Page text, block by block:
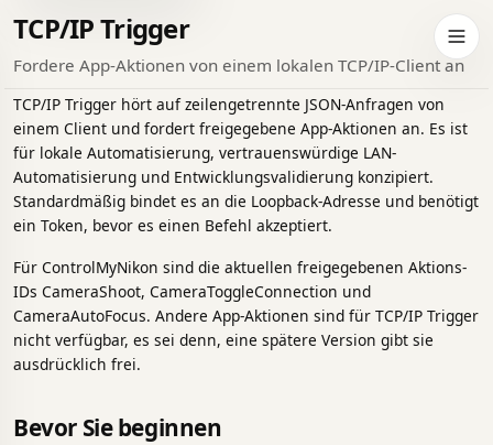
Sie zum dunklen Design
TCP/IP Trigger
Fordere App-Aktionen von einem lokalen TCP/IP-Client an
TCP/IP Trigger hört auf zeilengetrennte JSON-Anfragen von
einem Client und fordert freigegebene App-Aktionen an. Es ist
für lokale Automatisierung, vertrauenswürdige LAN-
Automatisierung und Entwicklungsvalidierung konzipiert.
Standardmäßig bindet es an die Loopback-Adresse und benötigt
ein Token, bevor es einen Befehl akzeptiert.
Für ControlMyNikon sind die aktuellen freigegebenen Aktions-
IDs CameraShoot, CameraToggleConnection und
CameraAutoFocus. Andere App-Aktionen sind für TCP/IP Trigger
nicht verfügbar, es sei denn, eine spätere Version gibt sie
ausdrücklich frei.
Bevor Sie beginnen